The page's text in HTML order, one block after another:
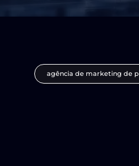
agência de marketing de